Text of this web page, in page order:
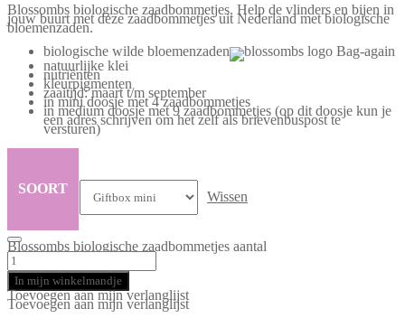
Blossombs biologische zaadbommetjes. Help de vlinders en bijen in
jouw buurt met deze zaadbommetjes uit Nederland met biologische
bloemenzaden.
biologische wilde bloemenzaden
natuurlijke klei
nutriënten
kleurpigmenten
zaaitijd: maart t/m september
in mini doosje met 4 zaadbommetjes
in medium doosje met 9 zaadbommetjes (op dit doosje kun je
een adres schrijven om het zelf als brievenbuspost te
versturen)
SOORT
Wissen
Blossombs biologische zaadbommetjes aantal
In mijn winkelmandje
Toevoegen aan mijn verlanglijst
Toevoegen aan mijn verlanglijst